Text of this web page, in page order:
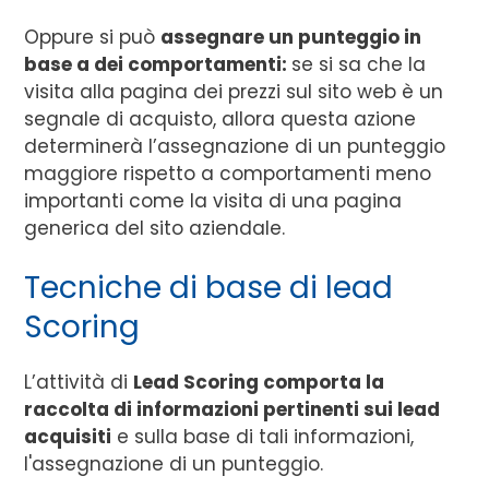
Oppure si può assegnare un punteggio in
base a dei comportamenti: se si sa che la
visita alla pagina dei prezzi sul sito web è un
segnale di acquisto, allora questa azione
determinerà l’assegnazione di un punteggio
maggiore rispetto a comportamenti meno
importanti come la visita di una pagina
generica del sito aziendale.
Tecniche di base di lead
Scoring
L’attività di Lead Scoring comporta la
raccolta di informazioni pertinenti sui lead
acquisiti e sulla base di tali informazioni,
l'assegnazione di un punteggio.